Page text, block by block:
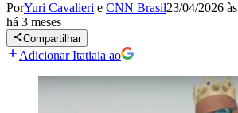
PorYuri Cavalieri e CNN Brasil23/04/2026
há 3 meses
Compartilhar
Adicionar Itatiaia ao